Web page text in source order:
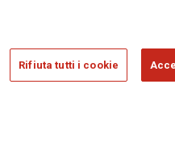
GENERALI S.P.A. - VAT
Rifiuta tutti i cookie